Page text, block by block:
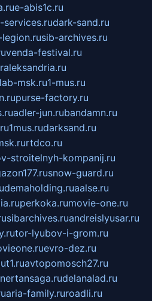
e-abis1c.ru
services.rudark-sand.ru
sib-archives.ru
venda-festival.ru
msk.ru1-mus.ru
purse-factory.ru
adler-jun.rubandamn.ru
1mus.rudarksand.ru
rtdco.ru
stroitelnyh-kompanij.ru
snow-guard.ru
demaholding.ruaalse.ru
perkoka.rumovie-one.ru
sibarchives.ruandreislyusar.ru
tor-lyubov-i-grom.ru
evro-dez.ru
avtopomosch27.ru
nertansaga.rudelanalad.ru
aria-family.ruroadli.ru